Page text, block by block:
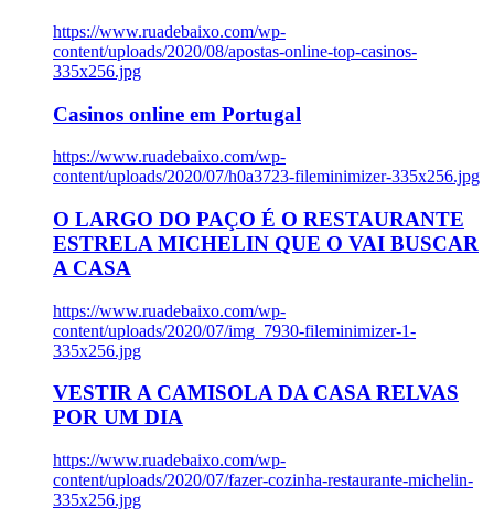
https://www.ruadebaixo.com/wp-
content/uploads/2020/08/apostas-online-top-casinos-
335x256.jpg
Casinos online em Portugal
https://www.ruadebaixo.com/wp-
content/uploads/2020/07/h0a3723-fileminimizer-335x256.jpg
O LARGO DO PAÇO É O RESTAURANTE
ESTRELA MICHELIN QUE O VAI BUSCAR
A CASA
https://www.ruadebaixo.com/wp-
content/uploads/2020/07/img_7930-fileminimizer-1-
335x256.jpg
VESTIR A CAMISOLA DA CASA RELVAS
POR UM DIA
https://www.ruadebaixo.com/wp-
content/uploads/2020/07/fazer-cozinha-restaurante-michelin-
335x256.jpg